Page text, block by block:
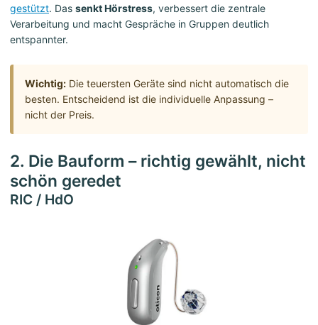
gestützt. Das senkt Hörstress, verbessert die zentrale
Verarbeitung und macht Gespräche in Gruppen deutlich
entspannter.
Wichtig: Die teuersten Geräte sind nicht automatisch die
besten. Entscheidend ist die individuelle Anpassung –
nicht der Preis.
2. Die Bauform – richtig gewählt, nicht
schön geredet
RIC / HdO